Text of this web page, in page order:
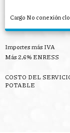
Cargo No conexión
Importes más IVA
Más 2,6% ENRESS
COSTO DEL
POTABLE